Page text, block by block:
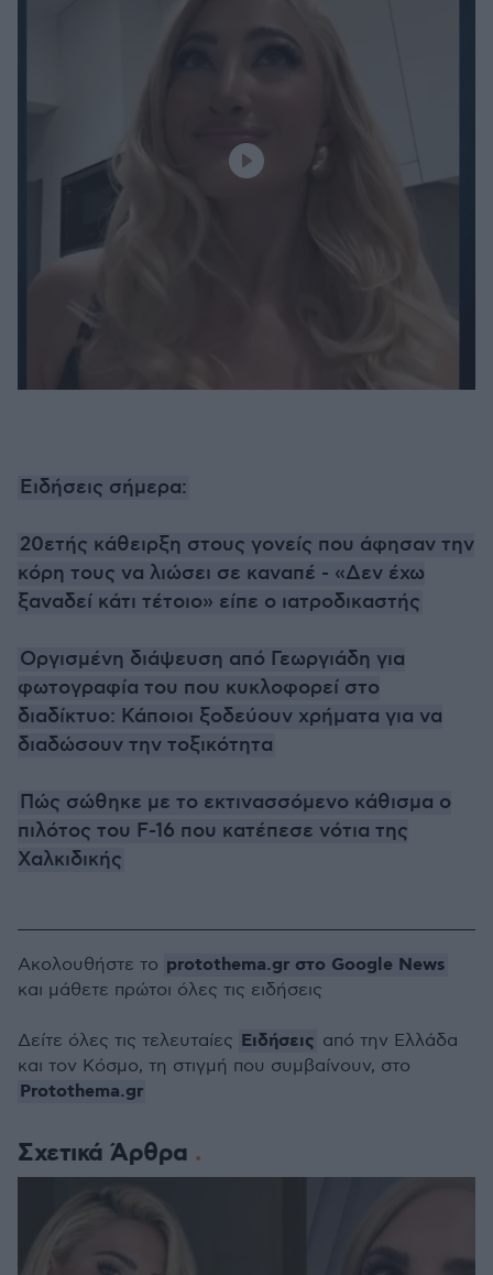
Ειδήσεις σήμερα:
20ετής κάθειρξη στους γονείς που άφησαν την
κόρη τους να λιώσει σε καναπέ - «Δεν έχω
ξαναδεί κάτι τέτοιο» είπε ο ιατροδικαστής
Οργισμένη διάψευση από Γεωργιάδη για
φωτογραφία του που κυκλοφορεί στο
διαδίκτυο: Κάποιοι ξοδεύουν χρήματα για να
διαδώσουν την τοξικότητα
Πώς σώθηκε με το εκτινασσόμενο κάθισμα ο
πιλότος του F-16 που κατέπεσε νότια της
Χαλκιδικής
Σχετικά Άρθρα
Ακολουθήστε το protothema.gr στο Google News
και μάθετε πρώτοι όλες τις ειδήσεις
Δείτε όλες τις τελευταίες Ειδήσεις από την Ελλάδα
και τον Κόσμο, τη στιγμή που συμβαίνουν, στο
Protothema.gr